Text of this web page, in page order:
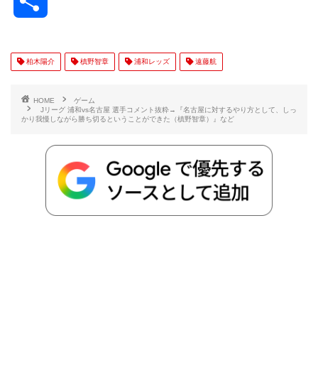
e
o
t
e
e
a
r
o
e
e
柏木陽介 槙野智章 浦和レッズ 遠藤航
HOME
ゲーム
Jリーグ 浦和vs名古屋 選手コメント抜粋→『名古屋に対するやり方として、しっ
かり我慢しながら勝ち切るということができた（槙野智章）』など